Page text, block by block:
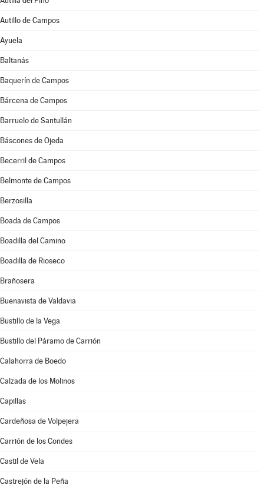
Autillo de Campos
Ayuela
Baltanás
Baquerín de Campos
Bárcena de Campos
Barruelo de Santullán
Báscones de Ojeda
Becerril de Campos
Belmonte de Campos
Berzosilla
Boada de Campos
Boadilla del Camino
Boadilla de Rioseco
Brañosera
Buenavista de Valdavia
Bustillo de la Vega
Bustillo del Páramo de Carrión
Calahorra de Boedo
Calzada de los Molinos
Capillas
Cardeñosa de Volpejera
Carrión de los Condes
Castil de Vela
Castrejón de la Peña